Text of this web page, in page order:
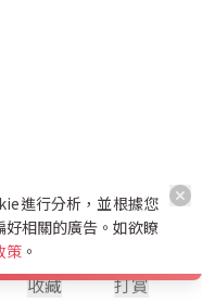
收藏 打賞
進行分析，並根據您
相關的廣告。如欲瞭
策 。